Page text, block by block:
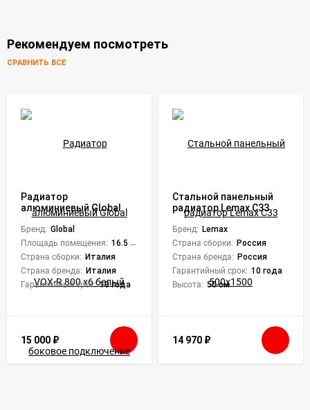
Рекомендуем посмотреть
СРАВНИТЬ ВСЕ
Радиатор
алюминиевый Global
VOX-R 800 x6 белый
боковое подключение
Бренд: Global
Площадь помещения: 16.5 кв. м.
Страна сборки: Италия
Страна бренда: Италия
Гарантийный срок: 10 года
15 000 ₽
Стальной панельный
радиатор Lemax C33
500х1500
Бренд: Lemax
Страна сборки: Россия
Страна бренда: Россия
Гарантийный срок: 10 года
Высота: 50 см
14 970 ₽